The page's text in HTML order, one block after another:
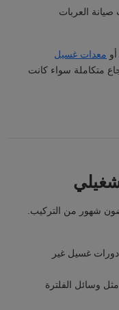
العربات
أو معدات غسيل
متكاملة سواء كانت
شهور من التركيب.
دورات غسيل غير
وسائل الفلترة